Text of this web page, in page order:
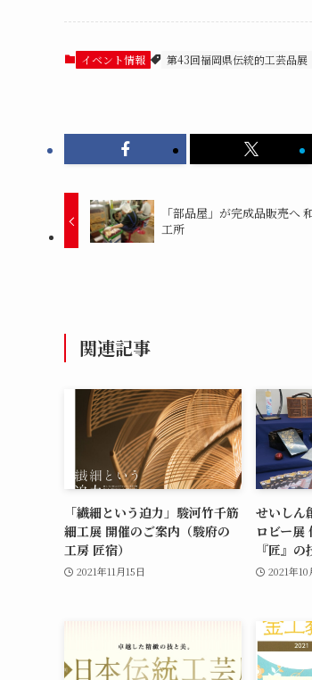
イベント情報 第43回福岡県伝統的工芸品展
「部品屋」が完成品販売へ
工所
関連記事
「繊細という迫力」駿河竹千筋
細工展 開催のご案内（駿府の
工房 匠宿）
2021年11月15日
せいしん
ロビー展
『匠』
2021年10